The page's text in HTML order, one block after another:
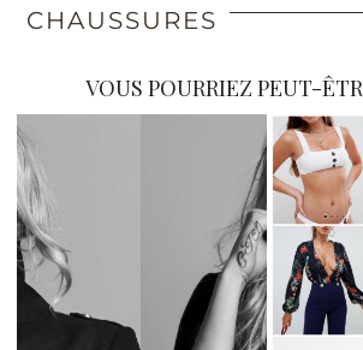
CHAUSSURES
VOUS POURRIEZ PEUT-